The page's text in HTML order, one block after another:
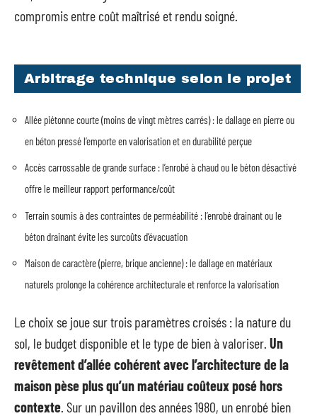
compromis entre coût maîtrisé et rendu soigné.
Arbitrage technique selon le projet
Allée piétonne courte (moins de vingt mètres carrés) : le dallage en pierre ou
en béton pressé l’emporte en valorisation et en durabilité perçue
Accès carrossable de grande surface : l’enrobé à chaud ou le béton désactivé
offre le meilleur rapport performance/coût
Terrain soumis à des contraintes de perméabilité : l’enrobé drainant ou le
béton drainant évite les surcoûts d’évacuation
Maison de caractère (pierre, brique ancienne) : le dallage en matériaux
naturels prolonge la cohérence architecturale et renforce la valorisation
Le choix se joue sur trois paramètres croisés : la nature du
sol, le budget disponible et le type de bien à valoriser. Un
revêtement d’allée cohérent avec l’architecture de la
maison pèse plus qu’un matériau coûteux posé hors
contexte . Sur un pavillon des années 1980, un enrobé bien